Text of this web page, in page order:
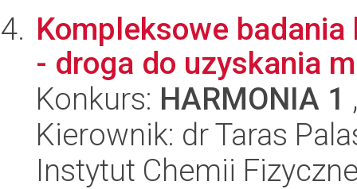
Kompleksowe
- droga do uzyskania
Konkurs: HARMONIA 1
Kierownik: dr Taras
Instytut Chemii